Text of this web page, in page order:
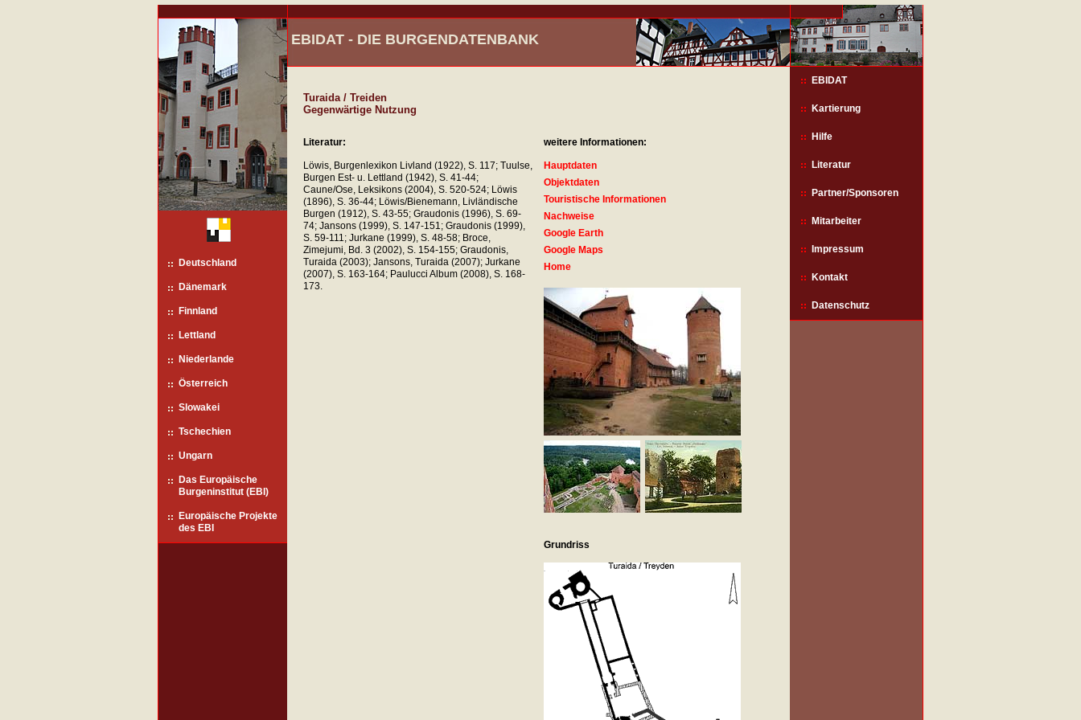
EBIDAT - DIE BURGENDATENBANK
Deutschland
Dänemark
Finnland
Lettland
Niederlande
Österreich
Slowakei
Tschechien
Ungarn
Das Europäische
Burgeninstitut (EBI)
Europäische Projekte
des EBI
Turaida / Treiden
Gegenwärtige Nutzung
Literatur:
Löwis, Burgenlexikon Livland (1922), S. 117; Tuulse,
Burgen Est- u. Lettland (1942), S. 41-44;
Caune/Ose, Leksikons (2004), S. 520-524; Löwis
(1896), S. 36-44; Löwis/Bienemann, Livländische
Burgen (1912), S. 43-55; Graudonis (1996), S. 69-
74; Jansons (1999), S. 147-151; Graudonis (1999),
S. 59-111; Jurkane (1999), S. 48-58; Broce,
Zimejumi, Bd. 3 (2002), S. 154-155; Graudonis,
Turaida (2003); Jansons, Turaida (2007); Jurkane
(2007), S. 163-164; Paulucci Album (2008), S. 168-
173.
weitere Informationen:
Hauptdaten
Objektdaten
Touristische Informationen
Nachweise
Google Earth
Google Maps
Home
Grundriss
EBIDAT
Kartierung
Hilfe
Literatur
Partner/Sponsoren
Mitarbeiter
Impressum
Kontakt
Datenschutz